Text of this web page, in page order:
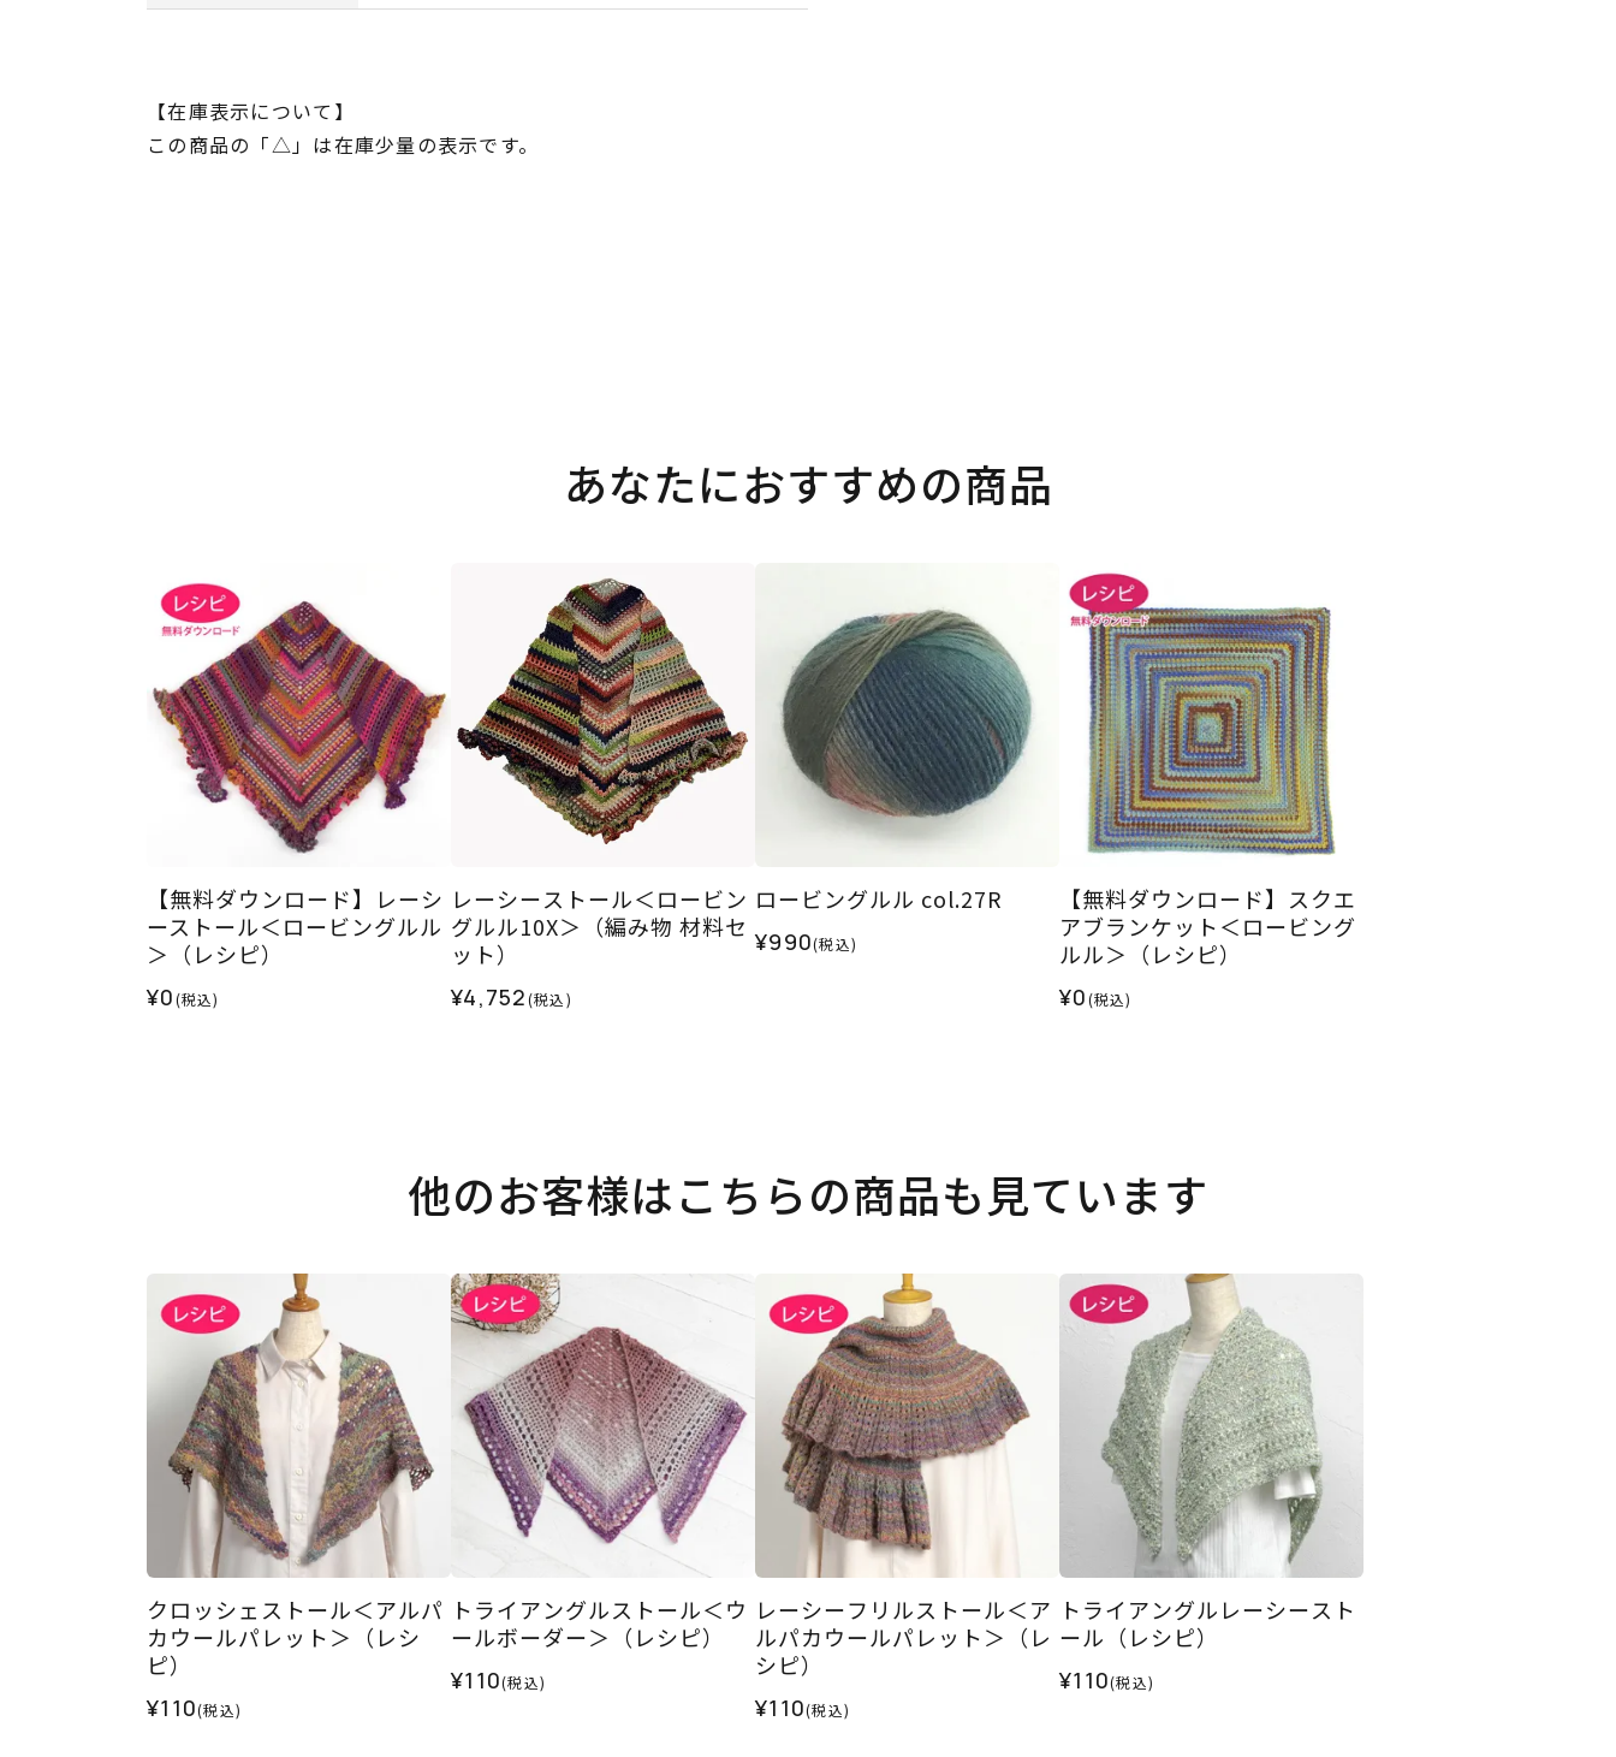
【在庫表示について】
この商品の「△」は在庫少量の表示です。
あなたにおすすめの商品
【無料ダウンロード】レーシ
ーストール＜ロービングルル
＞（レシピ）
¥0(税込)
レーシーストール＜ロービン
グルル10X＞（編み物 材料セ
ット）
¥4,752(税込)
ロービングルル col.27R
¥990(税込)
【無料ダウンロード】スクエ
アブランケット＜ロービング
ルル＞（レシピ）
¥0(税込)
他のお客様はこちらの商品も見ています
クロッシェストール＜アルパ
カウールパレット＞（レシ
ピ）
¥110(税込)
トライアングルストール＜ウ
ールボーダー＞（レシピ）
¥110(税込)
レーシーフリルストール＜ア
ルパカウールパレット＞（レ
シピ）
¥110(税込)
トライアングルレーシースト
ール（レシピ）
¥110(税込)